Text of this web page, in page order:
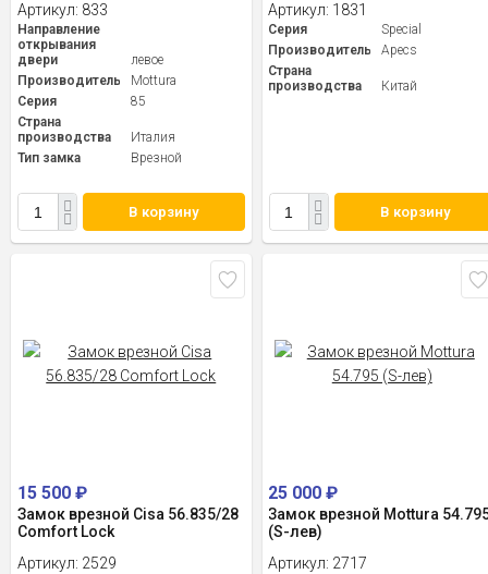
Артикул: 833
Направление
открывания
двери
левое
Производитель
Mottura
Серия
85
Страна
производства
Италия
Тип замка
Врезной
В корзину
Артикул: 1831
Серия
Special
Производитель
Apecs
Страна
производства
Китай
В корзину
15 500 ₽
Замок врезной Cisa 56.835/28
Comfort Lock
Артикул: 2529
25 000₽
Замок врезной Mottura
(S-лев)
Артикул: 2717